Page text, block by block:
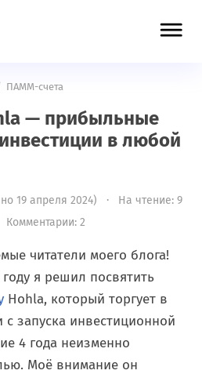
ПАММ-счета
— прибыльные
в любой
19 апреля 2024) · На чтение: 9
Комментарии: 2
читатели моего блога!
я решил посвятить
Hohla, который торгует в
с запуска инвестиционной
4 года неизменно
Моё внимание он